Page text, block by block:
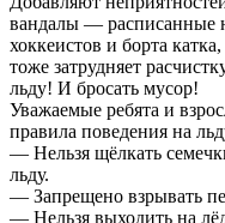
вандалы — расписанные
хоккеистов и борта
тоже затрудняет
льду! И бросать мусор!
Уважаемые ребята и
правила поведения на
— Нельзя щёлкать
льду.
— Запрещено взрывать
— Нельзя выходить на